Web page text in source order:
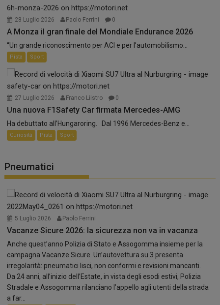
28 Luglio 2026 Paolo Ferrini 0
A Monza il gran finale del Mondiale Endurance 2026
“Un grande riconoscimento per ACI e per l’automobilismo...
Pista Sport
27 Luglio 2026 Franco Liistro 0
Una nuova F1Safety Car firmata Mercedes-AMG
Ha debuttato all’Hungaroring. Dal 1996 Mercedes-Benz e...
Curiosità Pista Sport
Pneumatici
5 Luglio 2026 Paolo Ferrini
Vacanze Sicure 2026: la sicurezza non va in vacanza
Anche quest’anno Polizia di Stato e Assogomma insieme per la
campagna Vacanze Sicure. Un’autovettura su 3 presenta
irregolarità: pneumatici lisci, non conformi e revisioni mancanti.
Da 24 anni, all’inizio dell’Estate, in vista degli esodi estivi, Polizia
Stradale e Assogomma rilanciano l’appello agli utenti della strada
a far...